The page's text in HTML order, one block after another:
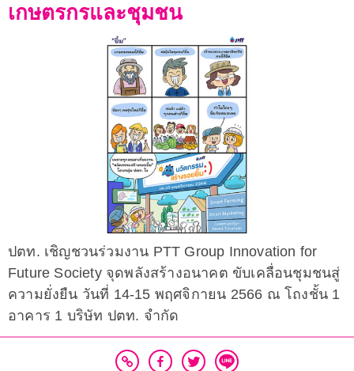
เกษตรกรและชุมชน
ปตท. เชิญชวนร่วมงาน PTT Group Innovation for
Future Society จุดพลังสร้างอนาคต ขับเคลื่อนชุมชนสู่
ความยั่งยืน วันที่ 14-15 พฤศจิกายน 2566 ณ โถงชั้น 1
อาคาร 1 บริษัท ปตท. จำกัด